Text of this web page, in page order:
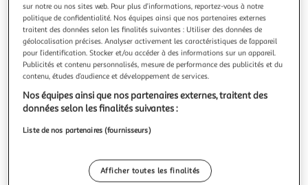
1.0 (1)
MIXA BEBE
Eau nettoyante hydratante sans rinçage
Découvrez l'Eau Nettoyante Hydratante de Mixa Bébé.
INNOVATION FORMULE L'Eau Nettoyante Hydratante de
Mixa Bébé a été spécialement conçue pour la toilette des
épidermes délicats : • Sa formule à l'eau nettoie
efficacement et n'a pas besoin d'être rincée, laissant la
En savoir +
250ml
Vous voulez connaître le prix de ce produit ?
sur notre ou nos sites web. Pour plus d’informations, reportez-vous à notre
politique de confidentialité. Nos équipes ainsi que nos partenaires externes
traitent des données selon les finalités suivantes : Utiliser des données de
géolocalisation précises. Analyser activement les caractéristiques de l’appareil
pour l’identification. Stocker et/ou accéder à des informations sur un appareil.
Publicités et contenu personnalisés, mesure de performance des publicités et du
contenu, études d’audience et développement de services.
Nos équipes ainsi que nos partenaires externes, traitent des
données selon les finalités suivantes :
Liste de nos partenaires (fournisseurs)
Afficher toutes les finalités